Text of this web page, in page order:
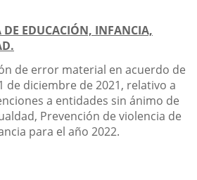
EDUCACIÓN, INFANCIA,
de error material en acuerdo de
de diciembre de 2021, relativo a
a entidades sin ánimo de
Prevención de violencia de
para el año 2022.